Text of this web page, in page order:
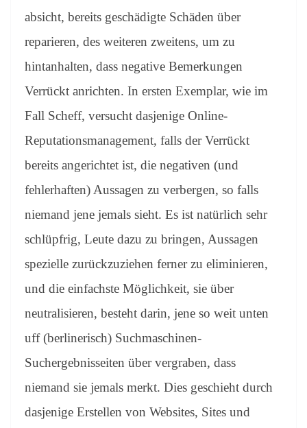
absicht, bereits geschädigte Schäden über
reparieren, des weiteren zweitens, um zu
hintanhalten, dass negative Bemerkungen
Verrückt anrichten. In ersten Exemplar, wie im
Fall Scheff, versucht dasjenige Online-
Reputationsmanagement, falls der Verrückt
bereits angerichtet ist, die negativen (und
fehlerhaften) Aussagen zu verbergen, so falls
niemand jene jemals sieht. Es ist natürlich sehr
schlüpfrig, Leute dazu zu bringen, Aussagen
spezielle zurückzuziehen ferner zu eliminieren,
und die einfachste Möglichkeit, sie über
neutralisieren, besteht darin, jene so weit unten
uff (berlinerisch) Suchmaschinen-
Suchergebnisseiten über vergraben, dass
niemand sie jemals merkt. Dies geschieht durch
dasjenige Erstellen von Websites, Sites und